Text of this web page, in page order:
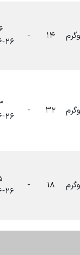
۰۶-۲۶
تومان
۰۶-۲۶
تومان
۰۶-۲۶
تومان